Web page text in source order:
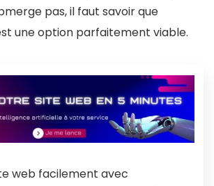
pas, il faut savoir que
une option parfaitement viable.
web facilement avec